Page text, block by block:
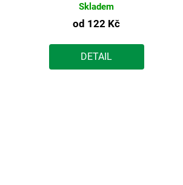
Skladem
od 122 Kč
DETAIL